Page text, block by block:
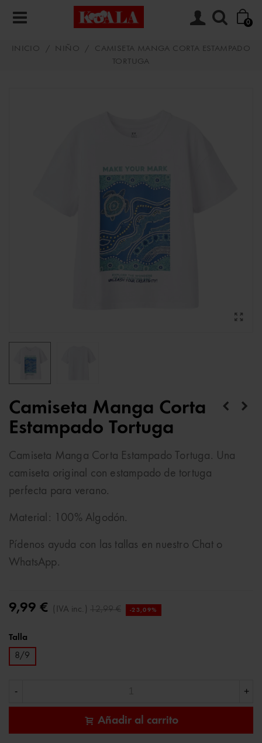
0
INICIO / NIÑO /
CAMISETA MANGA CORTA ESTAMPADO
TORTUGA
Camiseta Manga Corta
Estampado Tortuga
Camiseta Manga Corta Estampado Tortuga. Una
camiseta original con estampado de tortuga
perfecta para verano.
Material: 100% Algodón.
Pídenos ayuda con las tallas en nuestro Chat o
WhatsApp.
9,99 € (IVA inc.) 12,99 € -23,09%
Talla
8/9
- +
Añadir al carrito